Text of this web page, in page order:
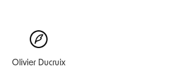
Olivier Ducruix